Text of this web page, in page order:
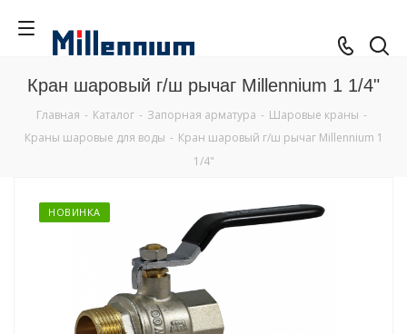
Кран шаровый г/ш рычаг Millennium 1 1/4"
Главная - Каталог - Запорная арматура - Шаровые краны -
Краны шаровые для воды - Кран шаровый г/ш рычаг Millennium 1
1/4"
НОВИНКА